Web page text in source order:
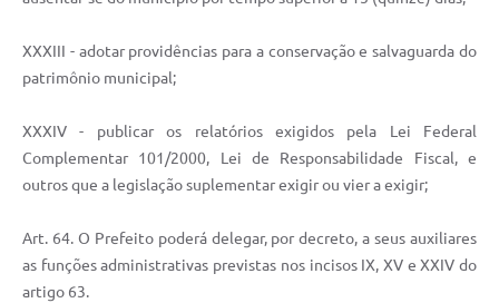
XXXIII - adotar providências para a conservação e salvaguarda do
patrimônio municipal;
XXXIV - publicar os relatórios exigidos pela Lei Federal
Complementar 101/2000, Lei de Responsabilidade Fiscal, e
outros que a legislação suplementar exigir ou vier a exigir;
Art. 64. O Prefeito poderá delegar, por decreto, a seus auxiliares
as funções administrativas previstas nos incisos IX, XV e XXIV do
artigo 63.